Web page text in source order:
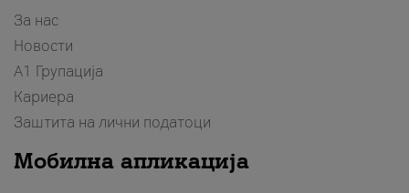
За нас
Новости
А1 Групација
Кариера
Заштита на лични податоци
Мобилна апликација